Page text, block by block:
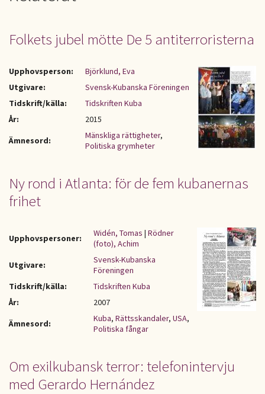
Folkets jubel mötte De 5 antiterroristerna
Upphovsperson:
Björklund, Eva
Utgivare:
Svensk-Kubanska Föreningen
Tidskrift/källa:
Tidskriften Kuba
År:
2015
Ämnesord:
Mänskliga rättigheter,
Politiska grymheter
Ny rond i Atlanta: för de fem kubanernas
frihet
Upphovspersoner: Widén, Tomas | Rödner
(foto), Achim
Utgivare:
Svensk-Kubanska
Föreningen
Tidskrift/källa:
Tidskriften Kuba
År:
2007
Ämnesord:
Kuba, Rättsskandaler, USA,
Politiska fångar
Om exilkubansk terror: telefonintervju
med Gerardo Hernández